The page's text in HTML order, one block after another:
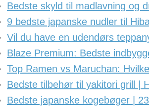
Bedste skyld til madlavning og
9 bedste japanske nudler til
Vil du have en udendørs
Blaze Premium: Bedste
Top Ramen vs Maruchan:
Bedste tilbehør til yakitori grill |
Bedste japanske kogebøger |